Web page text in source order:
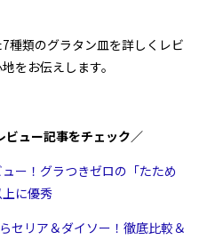
種類のグラタン皿を詳しくレビ
をお伝えします。
ュー記事をチェック／
ー！グラつきゼロの「たため
に優秀
セリア＆ダイソー！徹底比較＆